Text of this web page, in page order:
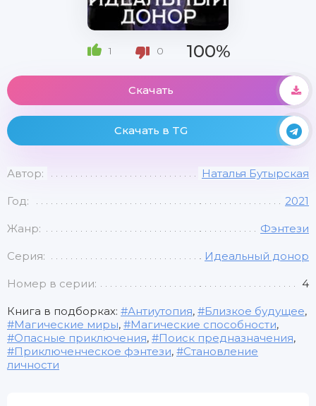
1 0 100%
Скачать
Скачать в TG
Автор: Наталья Бутырская
Год: 2021
Жанр: Фэнтези
Серия: Идеальный донор
Номер в серии: 4
Книга в подборках: Антиутопия, Близкое будущее,
Магические миры, Магические способности,
Опасные приключения, Поиск предназначения,
Приключенческое фэнтези,
Становление
личности